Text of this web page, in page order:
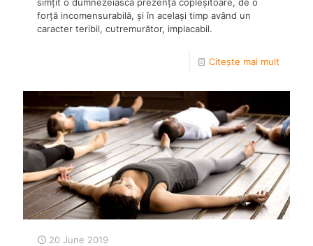
forță incomensurabilă, și în același timp având un
caracter teribil, cutremurător, implacabil.
Citește mai mult
20 June 2019